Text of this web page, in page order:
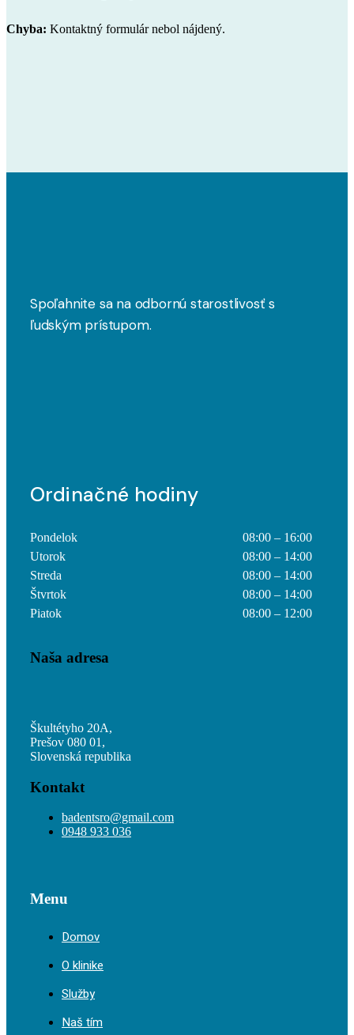
Chyba: Kontaktný formulár nebol nájdený.
Spoľahnite sa na odbornú starostlivosť s
ľudským prístupom.
Ordinačné hodiny
Pondelok
08:00 – 16:00
Utorok
08:00 – 14:00
Streda
08:00 – 14:00
Štvrtok
08:00 – 14:00
Piatok
08:00 – 12:00
Naša adresa
Škultétyho 20A,
Prešov 080 01,
Slovenská republika
Kontakt
badentsro@gmail.com
0948 933 036
Menu
Domov
O klinike
Služby
Naš tím